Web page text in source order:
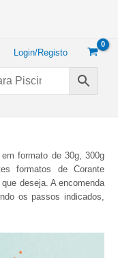
Login/Registo
formato de 30g, 300g
formatos de Corante
deseja. A encomenda
os passos indicados,